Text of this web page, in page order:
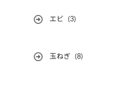
エビ (3)
玉ねぎ (8)